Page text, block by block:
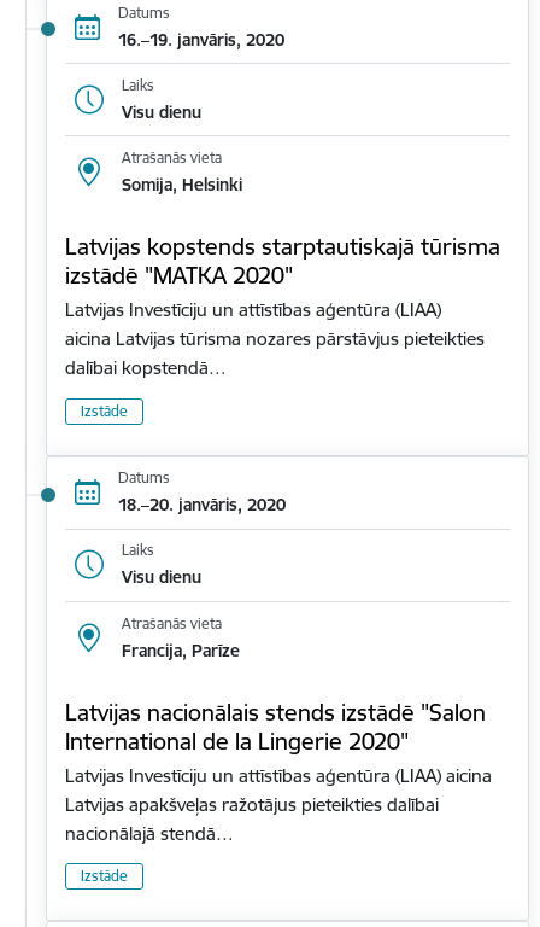
Datums
16.–19. janvāris, 2020
Laiks
Visu dienu
Atrašanās vieta
Somija, Helsinki
Latvijas kopstends starptautiskajā tūrisma
izstādē "MATKA 2020"
Latvijas Investīciju un attīstības aģentūra (LIAA)
aicina Latvijas tūrisma nozares pārstāvjus pieteikties
dalībai kopstendā…
Izstāde
Datums
18.–20. janvāris, 2020
Laiks
Visu dienu
Atrašanās vieta
Francija, Parīze
Latvijas nacionālais stends izstādē "Salon
International de la Lingerie 2020"
Latvijas Investīciju un attīstības aģentūra (LIAA) aicina
Latvijas apakšveļas ražotājus pieteikties dalībai
nacionālajā stendā…
Izstāde